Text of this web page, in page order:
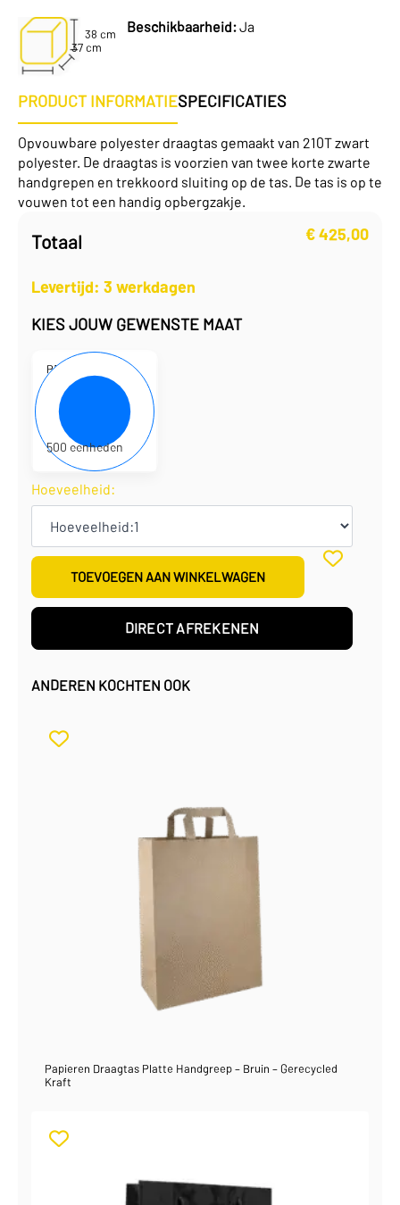
38 cm
37 cm
Beschikbaarheid:Ja
PRODUCT INFORMATIESPECIFICATIES
Opvouwbare polyester draagtas gemaakt van 210T zwart
polyester. De draagtas is voorzien van twee korte zwarte
handgrepen en trekkoord sluiting op de tas. De tas is op te
vouwen tot een handig opbergzakje.
Totaal €425,00
Levertijd: 3 werkdagen
KIES JOUW GEWENSTE MAAT
P101800-02
37 x 38 cm
0,85 per eenheid
425,00 per doos
500 eenheden
Hoeveelheid:
TOEVOEGEN AAN WINKELWAGEN
DIRECT AFREKENEN
ANDEREN KOCHTEN OOK
Papieren Draagtas Platte Handgreep – Bruin – Gerecycled
Kraft